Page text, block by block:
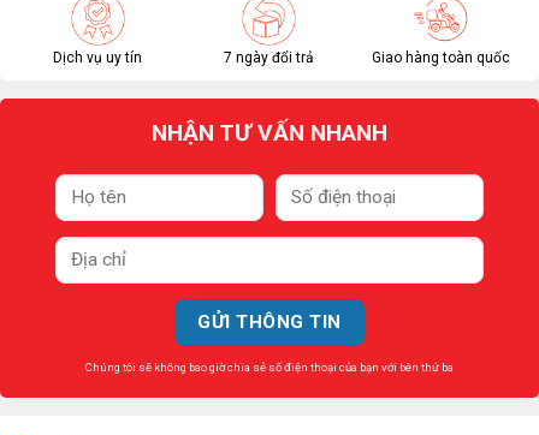
Dịch vụ uy tín 7 ngày đổi trả Giao hàng toàn quốc
NHẬN TƯ VẤN NHANH
Chúng tôi sẽ không bao giờ chia sẻ số điện thoại của bạn với bên thứ ba